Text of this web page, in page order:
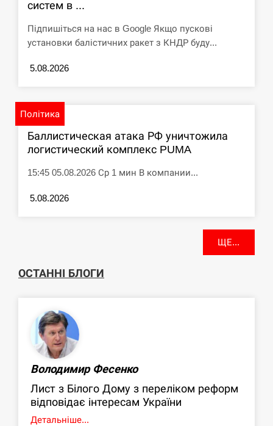
систем в ...
Підпишіться на нас в Google Якщо пускові
установки балістичних ракет з КНДР буду...
5.08.2026
Політика
Баллистическая атака РФ уничтожила
логистический комплекс PUMA
15:45 05.08.2026 Ср 1 мин В компании...
5.08.2026
ЩЕ...
ОСТАННІ БЛОГИ
Володимир Фесенко
Лист з Білого Дому з переліком реформ
відповідає інтересам України
Детальніше...